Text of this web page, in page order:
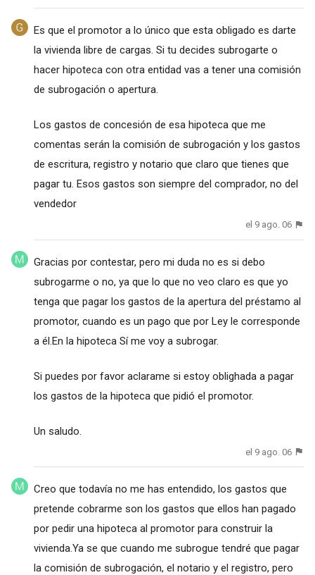
Es que el promotor a lo único que esta obligado es darte
la vivienda libre de cargas. Si tu decides subrogarte o
hacer hipoteca con otra entidad vas a tener una comisión
de subrogación o apertura.
Los gastos de concesión de esa hipoteca que me
comentas serán la comisión de subrogación y los gastos
de escritura, registro y notario que claro que tienes que
pagar tu. Esos gastos son siempre del comprador, no del
vendedor
el 9 ago. 06
Gracias por contestar, pero mi duda no es si debo
subrogarme o no, ya que lo que no veo claro es que yo
tenga que pagar los gastos de la apertura del préstamo al
promotor, cuando es un pago que por Ley le corresponde
a él.En la hipoteca Sí me voy a subrogar.
Si puedes por favor aclarame si estoy oblighada a pagar
los gastos de la hipoteca que pidió el promotor.
Un saludo.
el 9 ago. 06
Creo que todavía no me has entendido, los gastos que
pretende cobrarme son los gastos que ellos han pagado
por pedir una hipoteca al promotor para construir la
vivienda.Ya se que cuando me subrogue tendré que pagar
la comisión de subrogación, el notario y el registro, pero